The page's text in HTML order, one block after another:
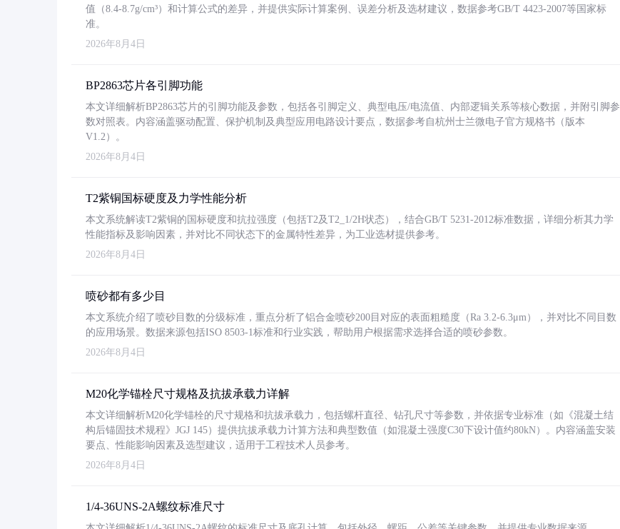
值（8.4-8.7g/cm³）和计算公式的差异，并提供实际计算案例、误差分析及选材建议，数据参考GB/T 4423-2007等国家标
准。
2026年8月4日
BP2863芯片各引脚功能
本文详细解析BP2863芯片的引脚功能及参数，包括各引脚定义、典型电压/电流值、内部逻辑关系等核心数据，并附引脚参
数对照表。内容涵盖驱动配置、保护机制及典型应用电路设计要点，数据参考自杭州士兰微电子官方规格书（版本
V1.2）。
2026年8月4日
T2紫铜国标硬度及力学性能分析
本文系统解读T2紫铜的国标硬度和抗拉强度（包括T2及T2_1/2H状态），结合GB/T 5231-2012标准数据，详细分析其力学
性能指标及影响因素，并对比不同状态下的金属特性差异，为工业选材提供参考。
2026年8月4日
喷砂都有多少目
本文系统介绍了喷砂目数的分级标准，重点分析了铝合金喷砂200目对应的表面粗糙度（Ra 3.2-6.3μm），并对比不同目数
的应用场景。数据来源包括ISO 8503-1标准和行业实践，帮助用户根据需求选择合适的喷砂参数。
2026年8月4日
M20化学锚栓尺寸规格及抗拔承载力详解
本文详细解析M20化学锚栓的尺寸规格和抗拔承载力，包括螺杆直径、钻孔尺寸等参数，并依据专业标准（如《混凝土结
构后锚固技术规程》JGJ 145）提供抗拔承载力计算方法和典型数值（如混凝土强度C30下设计值约80kN）。内容涵盖安装
要点、性能影响因素及选型建议，适用于工程技术人员参考。
2026年8月4日
1/4-36UNS-2A螺纹标准尺寸